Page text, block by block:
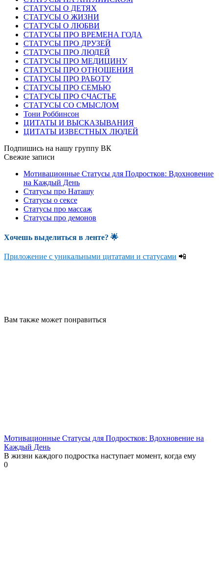
СТАТУСЫ О ДЕТЯХ
СТАТУСЫ О ЖИЗНИ
СТАТУСЫ О ЛЮБВИ
СТАТУСЫ ПРО ВРЕМЕНА ГОДА
СТАТУСЫ ПРО ДРУЗЕЙ
СТАТУСЫ ПРО ЛЮДЕЙ
СТАТУСЫ ПРО МЕДИЦИНУ
СТАТУСЫ ПРО ОТНОШЕНИЯ
СТАТУСЫ ПРО РАБОТУ
СТАТУСЫ ПРО СЕМЬЮ
СТАТУСЫ ПРО СЧАСТЬЕ
СТАТУСЫ СО СМЫСЛОМ
Тони Роббинсон
ЦИТАТЫ И ВЫСКАЗЫВАНИЯ
ЦИТАТЫ ИЗВЕСТНЫХ ЛЮДЕЙ
Подпишись на нашу группу ВК
Свежие записи
Мотивационные Статусы для Подростков: Вдохновение
на Каждый День
Статусы про Наташу
Статусы о сексе
Статусы про массаж
Статусы про демонов
Хочешь выделиться в ленте? 🌟
Приложение с уникальными цитатами и статусами 📲
Вам также может понравиться
Мотивационные Статусы для Подростков: Вдохновение на
Каждый День
В жизни каждого подростка наступает момент, когда ему
0